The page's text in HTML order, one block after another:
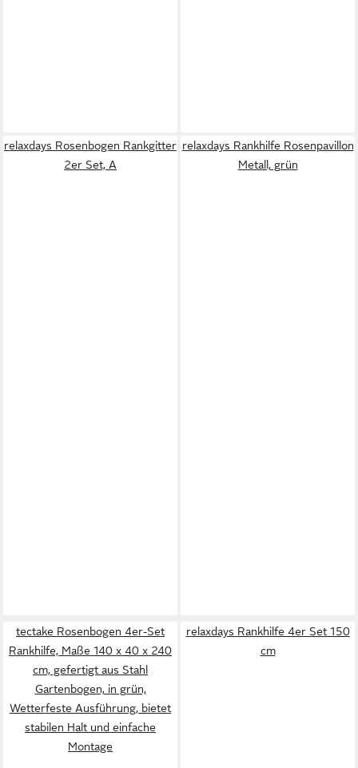
relaxdays Rosenbogen Rankgitter
2er Set, A
relaxdays Rankhilfe Rosenpavillon
Metall, grün
tectake Rosenbogen 4er-Set
Rankhilfe, Maße 140 x 40 x 240
cm, gefertigt aus Stahl
Gartenbogen, in grün,
Wetterfeste Ausführung, bietet
stabilen Halt und einfache
Montage
relaxdays Rankhilfe 4er Set 150
cm